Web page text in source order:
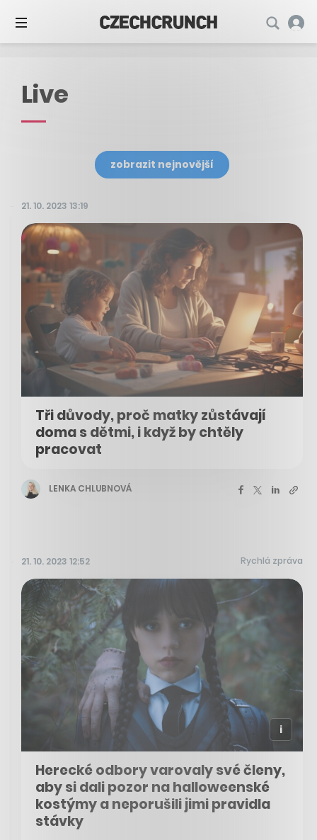
Live
zobrazit nejnovější
21. 10. 2023 13:19
Tři důvody, proč matky zůstávají
doma s dětmi, i když by chtěly
pracovat
LENKA CHLUBNOVÁ
21. 10. 2023 12:52 Rychlá zpráva
Herecké odbory varovaly své členy,
aby si dali pozor na halloweenské
kostýmy a neporušili jimi pravidla
stávky